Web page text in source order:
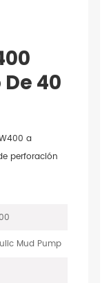
40
a
perforación
Mud Pump